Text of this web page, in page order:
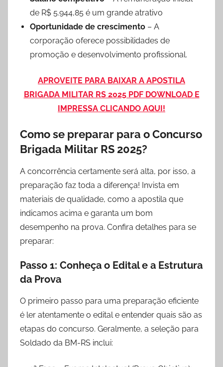
de R$ 5.944,85 é um grande atrativo
Oportunidade de crescimento – A
corporação oferece possibilidades de
promoção e desenvolvimento profissional.
APROVEITE PARA BAIXAR A APOSTILA
BRIGADA MILITAR RS 2025 PDF DOWNLOAD E
IMPRESSA CLICANDO AQUI!
Como se preparar para o Concurso
Brigada Militar RS 2025?
A concorrência certamente será alta, por isso, a
preparação faz toda a diferença! Invista em
materiais de qualidade, como a apostila que
indicamos acima e garanta um bom
desempenho na prova. Confira detalhes para se
preparar:
Passo 1: Conheça o Edital e a Estrutura
da Prova
O primeiro passo para uma preparação eficiente
é ler atentamente o edital e entender quais são as
etapas do concurso. Geralmente, a seleção para
Soldado da BM-RS inclui: